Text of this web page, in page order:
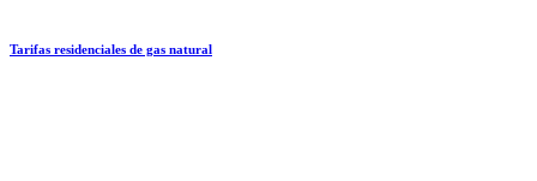
Tarifas residenciales de gas natural